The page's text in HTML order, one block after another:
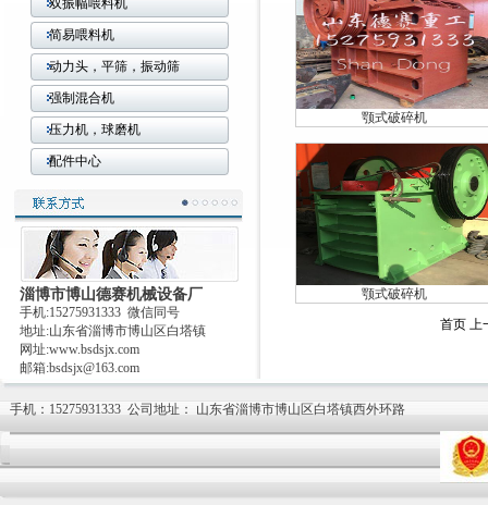
双振幅喂料机
简易喂料机
动力头，平筛，振动筛
强制混合机
压力机，球磨机
配件中心
淄博市博山德赛机械设备厂
手机:15275931333 微信同号
地址:山东省淄博市博山区白塔镇
网址:www.bsdsjx.com
邮箱:bsdsjx@163.com
颚式破碎机
颚式破碎机
首页 上
手机 ： 15275931333 公司地址： 山东省淄博市博山区白塔镇西外环路